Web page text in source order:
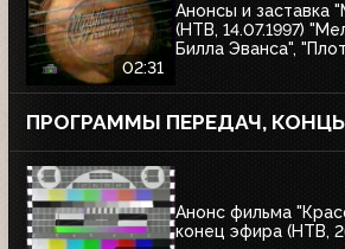
02:31
Анонсы и заставка
(НТВ, 14.07.1997)
Билла Эванса",
ПРОГРАММЫ ПЕРЕДАЧ,
Анонс фильма
конец эфира (НТВ,